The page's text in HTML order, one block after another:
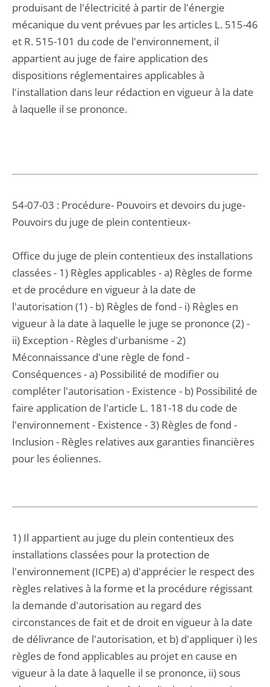
produisant de l'électricité à partir de l'énergie
mécanique du vent prévues par les articles L. 515-46
et R. 515-101 du code de l'environnement, il
appartient au juge de faire application des
dispositions réglementaires applicables à
l'installation dans leur rédaction en vigueur à la date
à laquelle il se prononce.
54-07-03 : Procédure- Pouvoirs et devoirs du juge-
Pouvoirs du juge de plein contentieux-
Office du juge de plein contentieux des installations
classées - 1) Règles applicables - a) Règles de forme
et de procédure en vigueur à la date de
l'autorisation (1) - b) Règles de fond - i) Règles en
vigueur à la date à laquelle le juge se prononce (2) -
ii) Exception - Règles d'urbanisme - 2)
Méconnaissance d'une règle de fond -
Conséquences - a) Possibilité de modifier ou
compléter l'autorisation - Existence - b) Possibilité de
faire application de l'article L. 181-18 du code de
l'environnement - Existence - 3) Règles de fond -
Inclusion - Règles relatives aux garanties financières
pour les éoliennes.
1) Il appartient au juge du plein contentieux des
installations classées pour la protection de
l'environnement (ICPE) a) d'apprécier le respect des
règles relatives à la forme et la procédure régissant
la demande d'autorisation au regard des
circonstances de fait et de droit en vigueur à la date
de délivrance de l'autorisation, et b) d'appliquer i) les
règles de fond applicables au projet en cause en
vigueur à la date à laquelle il se prononce, ii) sous